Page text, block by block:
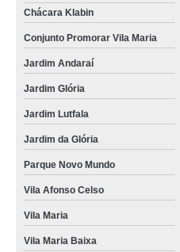
Chácara Klabin
Conjunto Promorar Vila Maria
Jardim Andaraí
Jardim Glória
Jardim Lutfala
Jardim da Glória
Parque Novo Mundo
Vila Afonso Celso
Vila Maria
Vila Maria Baixa